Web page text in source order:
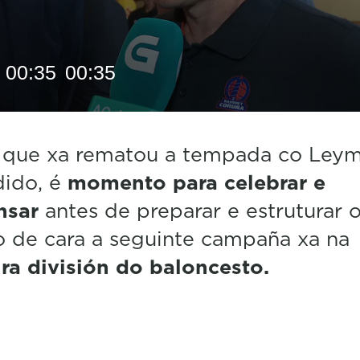
00:35 00:35
xa rematou a tempada co
é momento para celebrar e
antes de preparar e estruturar
de cara a seguinte campaña xa na
división do baloncesto.